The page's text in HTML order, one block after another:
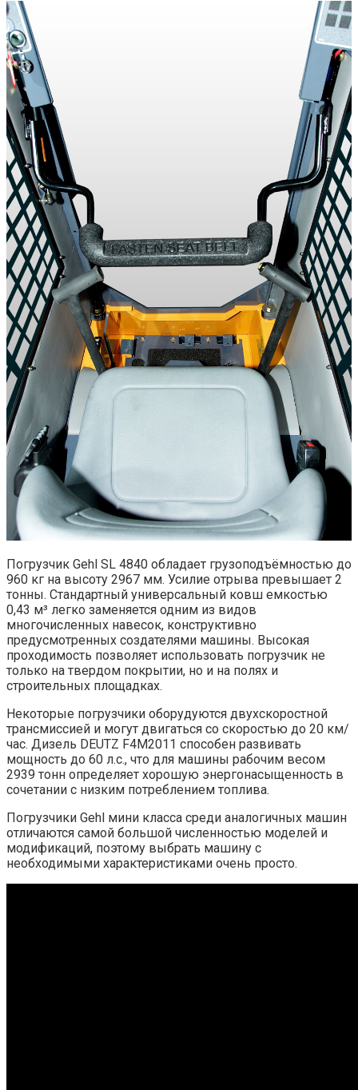
Погрузчик Gehl SL 4840 обладает грузоподъёмностью до
960 кг на высоту 2967 мм. Усилие отрыва превышает 2
тонны. Стандартный универсальный ковш емкостью
0,43 м³ легко заменяется одним из видов
многочисленных навесок, конструктивно
предусмотренных создателями машины. Высокая
проходимость позволяет использовать погрузчик не
только на твердом покрытии, но и на полях и
строительных площадках.
Некоторые погрузчики оборудуются двухскоростной
трансмиссией и могут двигаться со скоростью до 20 км/
час. Дизель DEUTZ F4M2011 способен развивать
мощность до 60 л.с., что для машины рабочим весом
2939 тонн определяет хорошую энергонасыщенность в
сочетании с низким потреблением топлива.
Погрузчики Gehl мини класса среди аналогичных машин
отличаются самой большой численностью моделей и
модификаций, поэтому выбрать машину с
необходимыми характеристиками очень просто.